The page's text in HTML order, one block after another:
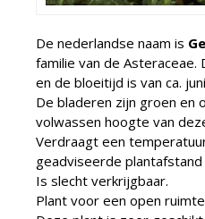
De nederlandse naam is
familie van de Asteraceae.
en de bloeitijd is van ca.
De bladeren zijn groen en
volwassen hoogte van
Verdraagt een
geadviseerde
Is slecht verkrijgbaar.
Plant voor een open